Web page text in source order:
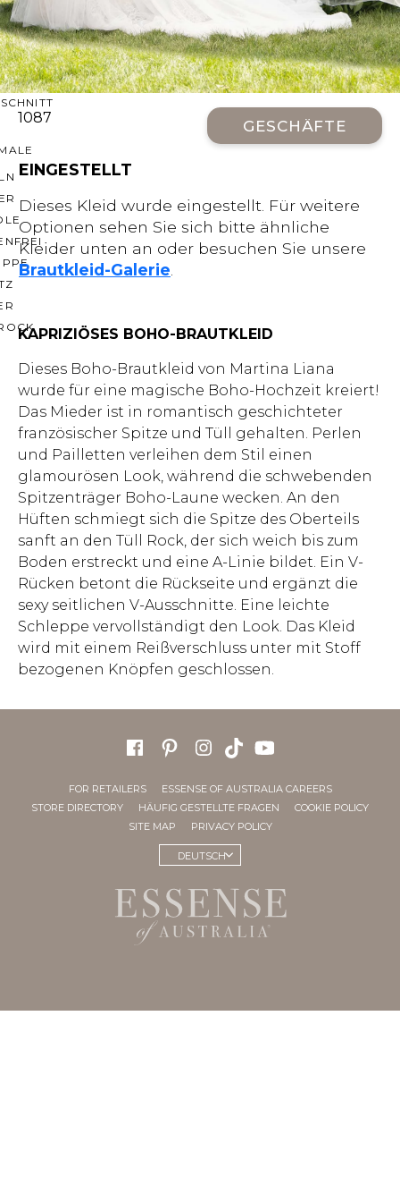
AUSSCHNITT
1087 GESCHÄFTE
EINGESTELLT
Dieses Kleid wurde eingestellt. Für weitere
Optionen sehen Sie sich bitte ähnliche
Kleider unten an oder besuchen Sie unsere
Brautkleid-Galerie
KAPRIZIÖSES BOHO-BRAUTKLEID
Dieses Boho-Brautkleid von Martina Liana
wurde für eine magische Boho-Hochzeit kreiert!
Das Mieder ist in romantisch geschichteter
französischer Spitze und Tüll gehalten. Perlen
und Pailletten verleihen dem Stil einen
glamourösen Look, während die schwebenden
Spitzenträger Boho-Laune wecken. An den
Hüften schmiegt sich die Spitze des Oberteils
sanft an den Tüll Rock, der sich weich bis zum
Boden erstreckt und eine A-Linie bildet. Ein V-
Rücken betont die Rückseite und ergänzt die
sexy seitlichen V-Ausschnitte. Eine leichte
Schleppe vervollständigt den Look. Das Kleid
wird mit einem Reißverschluss unter mit Stoff
bezogenen Knöpfen geschlossen.
FOR RETAILERS
ESSENSE OF AUSTRALIA CAREERS
STORE DIRECTORY
HÄUFIG GESTELLTE FRAGEN
COOKIE POLICY
SITE MAP
PRIVACY POLICY
DEUTSCH